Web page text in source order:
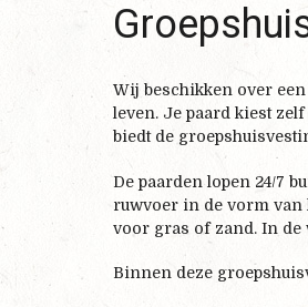
Wij beschikken over
leven. Je paard kiest
biedt de
De paarden lopen 24/7
ruwvoer in de vorm van
voor gras of zand. In de
Binnen deze